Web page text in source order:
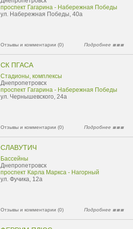
проспект Гагарина - Набережная Победы
ул. Набережная Победы, 40а
Отзывы и комментарии (0) Подробнее
СК ПГАСА
Стадионы, комплексы
Днепропетровск
проспект Гагарина - Набережная Победы
ул. Чернышевского, 24а
Отзывы и комментарии (0) Подробнее
СЛАВУТИЧ
Бассейны
Днепропетровск
проспект Карла Маркса - Нагорный
ул. Фучика, 12а
Отзывы и комментарии (0) Подробнее